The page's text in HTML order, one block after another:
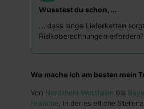
Wusstest du schon, ...
... dass lange Lieferketten
Risikoberechnungen erfordern?
Wo mache ich am besten mein
Von Nordrhein-Westfalen bis
Branche , in der es etliche